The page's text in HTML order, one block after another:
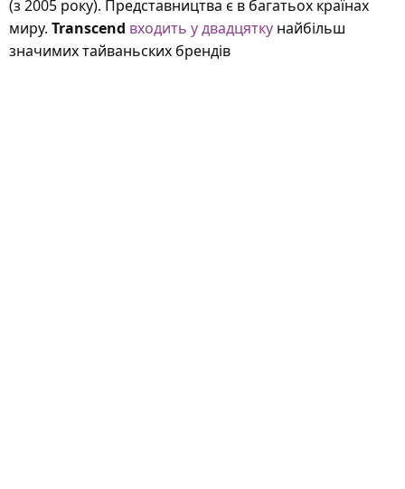
(з 2005 року). Представництва є в багатьох країнах
миру. Transcend входить у двадцятку найбільш
значимих тайваньских брендів